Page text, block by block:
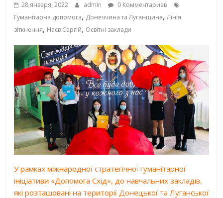
28 января, 2022 admin
0 Комментариев
Гуманітарна допомога, Донеччина та Луганщина,Лінія
зіткнення, Наєв Сергій, Освітні заклади
У рамках міжнародної стратегічної гуманітарної
ініціативи «Допомога Схід», до навчальних закладів,
які розташовані на території Донецької та Луганської